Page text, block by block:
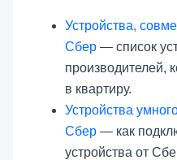
Устройства,
Сбер — список
производителей,
в квартиру.
Устройства
Сбер — как
устройства от